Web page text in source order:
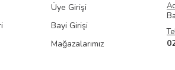
Üye Girişi
Bayi Girişi
Mağazalarımız